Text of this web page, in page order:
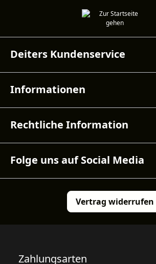
Deiters Kundenservice
Informationen
Rechtliche Information
Folge uns auf Social Media
Vertrag widerrufen
Zahlungsarten